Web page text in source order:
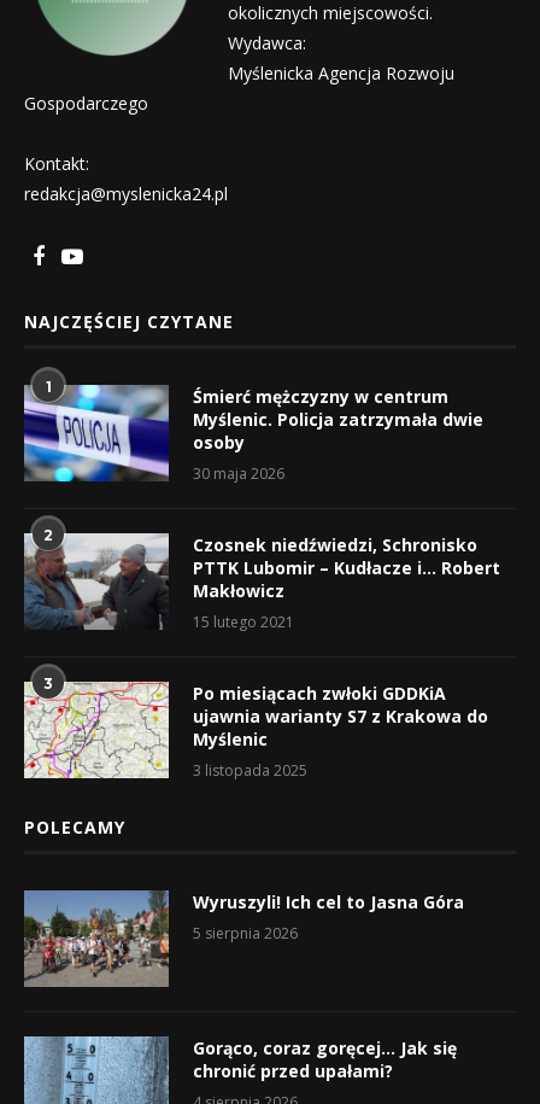
okolicznych miejscowości.
Wydawca:
Myślenicka Agencja Rozwoju
Gospodarczego
Kontakt:
redakcja@myslenicka24.pl
NAJCZĘŚCIEJ CZYTANE
1
Śmierć mężczyzny w centrum
Myślenic. Policja zatrzymała dwie
osoby
30 maja 2026
2
Czosnek niedźwiedzi, Schronisko
PTTK Lubomir – Kudłacze i… Robert
Makłowicz
15 lutego 2021
3
Po miesiącach zwłoki GDDKiA
ujawnia warianty S7 z Krakowa do
Myślenic
3 listopada 2025
POLECAMY
Wyruszyli! Ich cel to Jasna Góra
5 sierpnia 2026
Gorąco, coraz goręcej… Jak się
chronić przed upałami?